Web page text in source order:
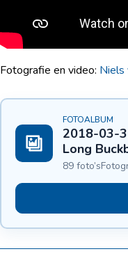
Fotografie en video: Niels
FOTOALBUM
2018-03-
Long
89 foto’s